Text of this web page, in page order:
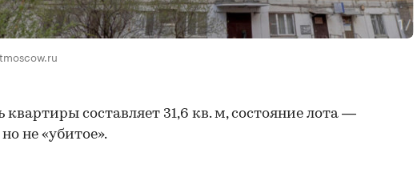
квартиры составляет 31,6 кв. м, состояние лота —
не «убитое».